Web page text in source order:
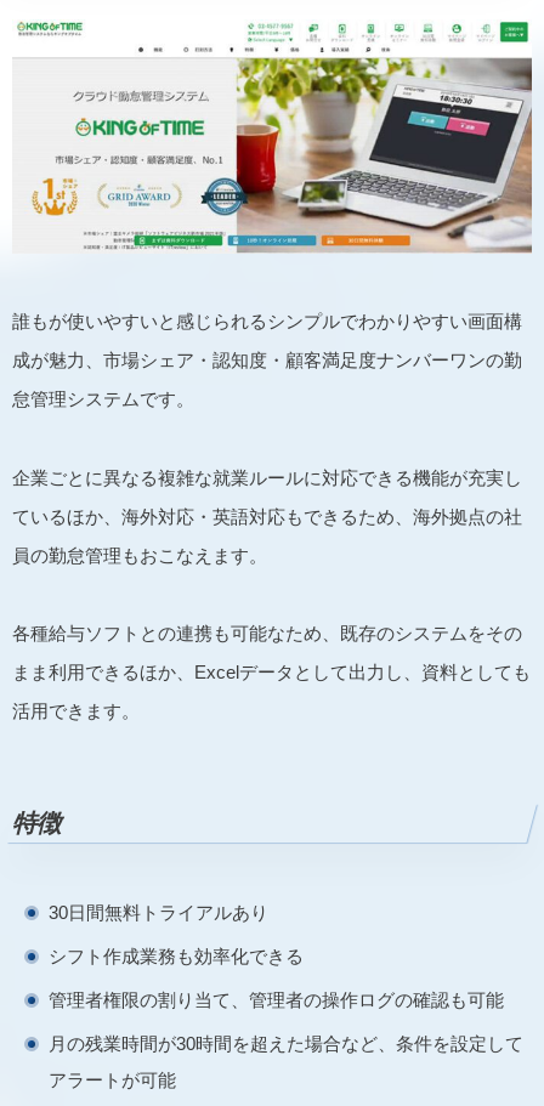
誰もが使いやすいと感じられるシンプルでわかりやすい画面構
成が魅力、市場シェア・認知度・顧客満足度ナンバーワンの勤
怠管理システムです。
企業ごとに異なる複雑な就業ルールに対応できる機能が充実し
ているほか、海外対応・英語対応もできるため、海外拠点の社
員の勤怠管理もおこなえます。
各種給与ソフトとの連携も可能なため、既存のシステムをその
まま利用できるほか、Excelデータとして出力し、資料としても
活用できます。
特徴
30日間無料トライアルあり
シフト作成業務も効率化できる
管理者権限の割り当て、管理者の操作ログの確認も可能
月の残業時間が30時間を超えた場合など、条件を設定して
アラートが可能